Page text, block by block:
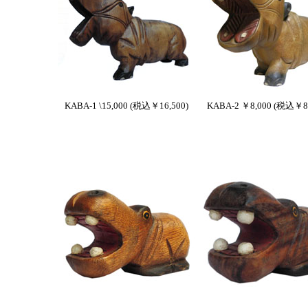
KABA-1 \15,000 (税込￥16,500) KABA-2 ￥8,000 (税込￥